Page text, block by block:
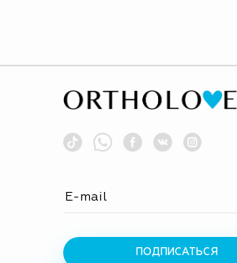
ПОДПИСАТЬСЯ